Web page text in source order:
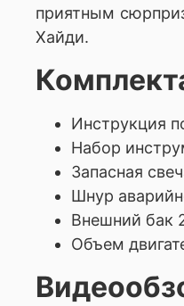
приятным
Хайди.
Инструкция
Набор
Запасная
Шнур
Внешний бак
Объем